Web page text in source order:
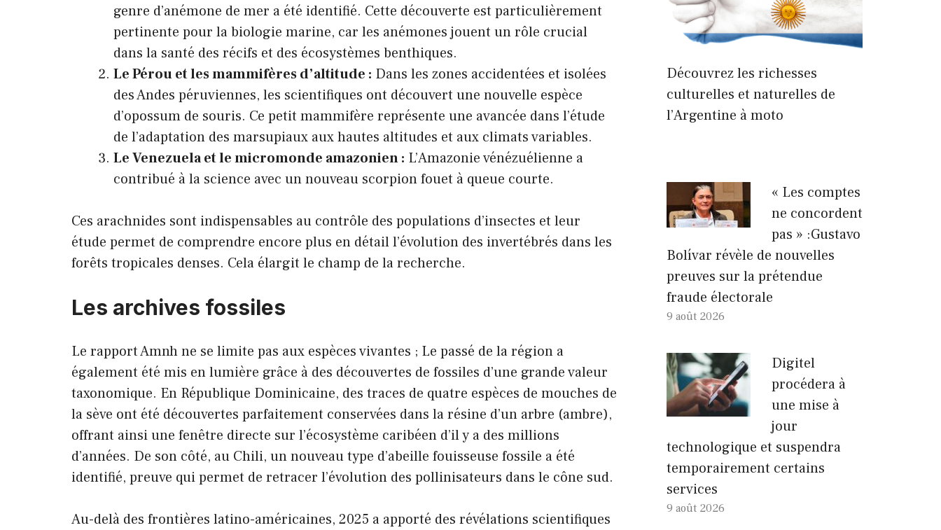
genre d’anémone de mer a été identifié. Cette découverte est particulièrement
pertinente pour la biologie marine, car les anémones jouent un rôle crucial
dans la santé des récifs et des écosystèmes benthiques.
Le Pérou et les mammifères d’altitude : Dans les zones accidentées et isolées
des Andes péruviennes, les scientifiques ont découvert une nouvelle espèce
d’opossum de souris. Ce petit mammifère représente une avancée dans l’étude
de l’adaptation des marsupiaux aux hautes altitudes et aux climats variables.
Le Venezuela et le micromonde amazonien : L’Amazonie vénézuélienne a
contribué à la science avec un nouveau scorpion fouet à queue courte.
Ces arachnides sont indispensables au contrôle des populations d’insectes et leur
étude permet de comprendre encore plus en détail l’évolution des invertébrés dans les
forêts tropicales denses. Cela élargit le champ de la recherche.
Les archives fossiles
Le rapport Amnh ne se limite pas aux espèces vivantes ; Le passé de la région a
également été mis en lumière grâce à des découvertes de fossiles d’une grande valeur
taxonomique. En République Dominicaine, des traces de quatre espèces de mouches de
la sève ont été découvertes parfaitement conservées dans la résine d’un arbre (ambre),
offrant ainsi une fenêtre directe sur l’écosystème caribéen d’il y a des millions
d’années. De son côté, au Chili, un nouveau type d’abeille fouisseuse fossile a été
identifié, preuve qui permet de retracer l’évolution des pollinisateurs dans le cône sud.
Au-delà des frontières latino-américaines, 2025 a apporté des révélations scientifiques
Découvrez les richesses
culturelles et naturelles de
l’Argentine à moto
« Les comptes
ne concordent
pas » :Gustavo
Bolívar révèle de nouvelles
preuves sur la prétendue
fraude électorale
9 août 2026
Digitel
procédera à
une mise à
jour
technologique et suspendra
temporairement certains
services
9 août 2026